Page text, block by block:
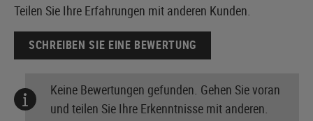
Teilen Sie Ihre Erfahrungen mit anderen Kunden.
SCHREIBEN SIE EINE BEWERTUNG
Keine Bewertungen gefunden. Gehen Sie voran
und teilen Sie Ihre Erkenntnisse mit anderen.